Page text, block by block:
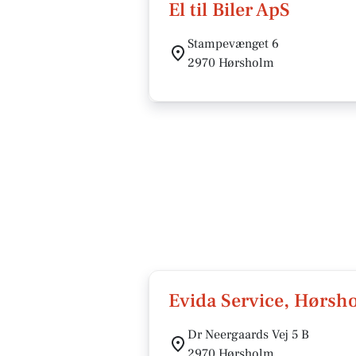
El til Biler ApS
Stampevænget 6
2970 Hørsholm
Evida Service,
Dr Neergaards Vej 5 B